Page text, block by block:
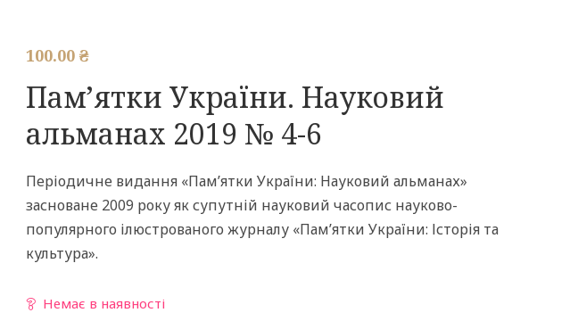
100.00₴
Пам’ятки України. Науковий
альманах 2019 № 4-6
Періодичне видання «Пам’ятки України: Науковий альманах»
засноване 2009 року як супутній науковий часопис науково-
популярного ілюстрованого журналу «Пам’ятки України: Історія та
культура».
Немає в наявності